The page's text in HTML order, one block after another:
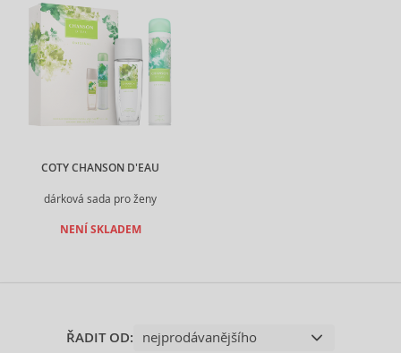
COTY CHANSON D'EAU
dárková sada pro ženy
NENÍ SKLADEM
ŘADIT OD: